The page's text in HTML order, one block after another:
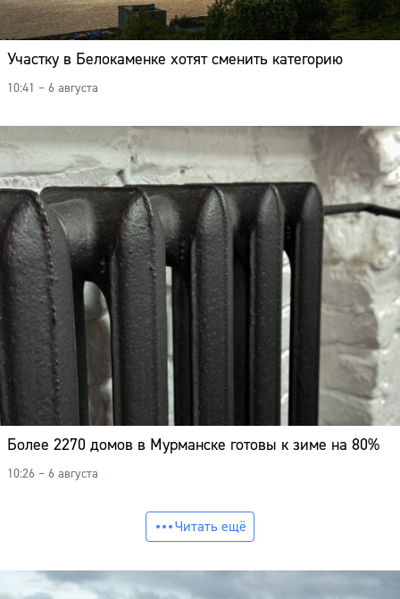
Участку в Белокаменке хотят сменить категорию
10:41 – 6 августа
Более 2270 домов в Мурманске готовы к зиме на 80%
10:26 – 6 августа
Читать ещё